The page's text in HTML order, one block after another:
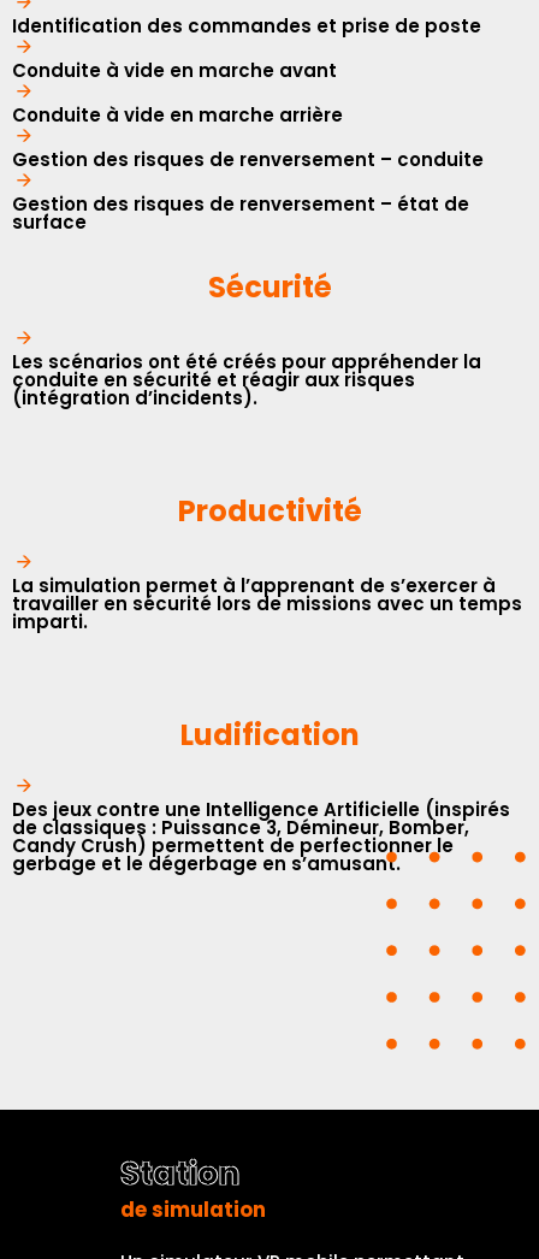
Identification des commandes et prise de poste
Conduite à vide en marche avant
Conduite à vide en marche arrière
Gestion des risques de renversement – conduite
Gestion des risques de renversement – état de
surface
Sécurité
Les scénarios ont été créés pour appréhender la
conduite en sécurité et réagir aux risques
(intégration d’incidents).
Productivité
La simulation permet à l’apprenant de s’exercer à
travailler en sécurité lors de missions avec un temps
imparti.
Ludification
Des jeux contre une Intelligence Artificielle (inspirés
de classiques : Puissance 3, Démineur, Bomber,
Candy Crush) permettent de perfectionner le
gerbage et le dégerbage en s’amusant.
Station
de simulation